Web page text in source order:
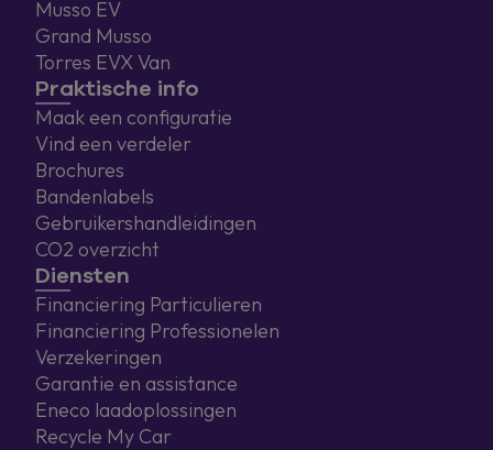
Musso EV
Grand Musso
Torres EVX Van
Praktische info
Maak een configuratie
Vind een verdeler
Brochures
Bandenlabels
Gebruikershandleidingen
CO2 overzicht
Diensten
Financiering Particulieren
Financiering Professionelen
Verzekeringen
Garantie en assistance
Eneco laadoplossingen
Recycle My Car